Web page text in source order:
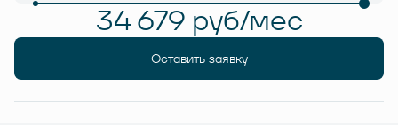
34 679 руб/мес
Оставить заявку